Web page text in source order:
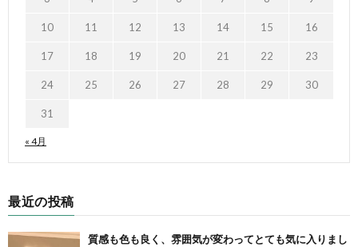
« 4月
10 11 12 13 14 15 16
17 18 19 20 21 22 23
24 25 26 27 28 29 30
31
最近の投稿
質感も色も良く、雰囲気が変わってとても気に入りまし